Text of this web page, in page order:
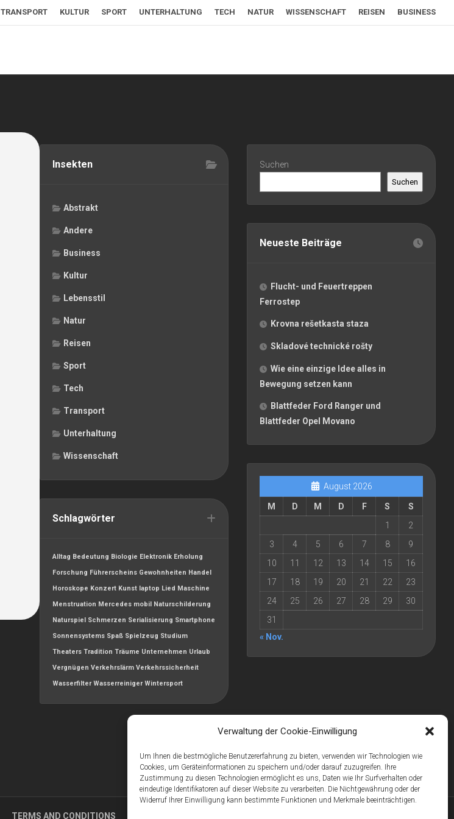
Verwaltung der Cookie-Einwilligung
Um Ihnen die bestmögliche Benutzererfahrung zu bieten, verwenden wir Technologien wie
Cookies, um Geräteinformationen zu speichern und/oder darauf zuzugreifen. Ihre
Zustimmung zu diesen Technologien ermöglicht es uns, Daten wie Ihr Surfverhalten oder
eindeutige Identifikatoren auf dieser Website zu verarbeiten. Die Nichtgewährung oder der
Widerruf Ihrer Einwilligung kann bestimmte Funktionen und Merkmale beeinträchtigen.
TRANSPORT KULTUR SPORT UNTERHALTUNG TECH NATUR WISSENSCHAFT REISEN BUSINESS
Suchen
Suchen
Neueste Beiträge
Flucht- und Feuertreppen
Ferrostep
Krovna rešetkasta staza
Skladové technické rošty
Wie eine einzige Idee alles in
Bewegung setzen kann
Blattfeder Ford Ranger und
Blattfeder Opel Movano
August 2026
M D M D F S
S
1
2
3
4 5 6 7 8
9
10
11 12 13 14 15
16
17
18 19 20 21 22
23
24
25 26 27 28 29
30
31
« Nov.
Insekten
Abstrakt
Andere
Business
Kultur
Lebensstil
Natur
Reisen
Sport
Tech
Transport
Unterhaltung
Wissenschaft
Schlagwörter
Alltag Bedeutung Biologie Elektronik Erholung
Forschung Führerscheins Gewohnheiten Handel
Horoskope Konzert Kunst laptop Lied Maschine
Menstruation Mercedes mobil Naturschilderung
Naturspiel Schmerzen Serialisierung Smartphone
Sonnensystems Spaß Spielzeug Studium
Theaters Tradition Träume Unternehmen Urlaub
Vergnügen Verkehrslärm Verkehrssicherheit
Wasserfilter Wasserreiniger Wintersport
TERMS AND CONDITIONS